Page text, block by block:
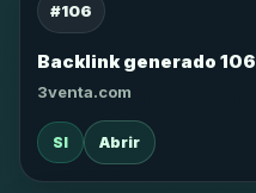
#106
Backlink generado 106
3venta.com
SI Abrir